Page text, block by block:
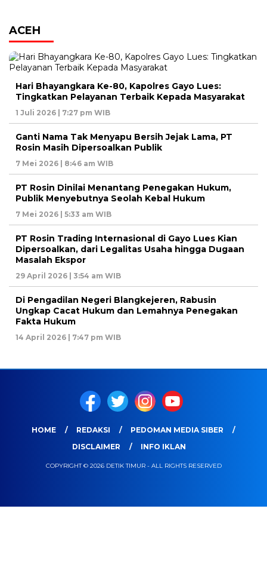
ACEH
Hari Bhayangkara Ke-80, Kapolres Gayo Lues:
Tingkatkan Pelayanan Terbaik Kepada Masyarakat
1 Juli 2026 | 7:27 pm WIB
Ganti Nama Tak Menyapu Bersih Jejak Lama, PT
Rosin Masih Dipersoalkan Publik
7 Mei 2026 | 8:46 am WIB
PT Rosin Dinilai Menantang Penegakan Hukum,
Publik Menyebutnya Seolah Kebal Hukum
7 Mei 2026 | 5:33 am WIB
PT Rosin Trading Internasional di Gayo Lues Kian
Dipersoalkan, dari Legalitas Usaha hingga Dugaan
Masalah Ekspor
29 April 2026 | 3:54 am WIB
Di Pengadilan Negeri Blangkejeren, Rabusin
Ungkap Cacat Hukum dan Lemahnya Penegakan
Fakta Hukum
14 April 2026 | 7:47 pm WIB
HOME REDAKSI
PEDOMAN MEDIA SIBER
DISCLAIMER
INFO IKLAN
COPYRIGHT © 2026 DETIK TIMUR - ALL RIGHTS RESERVED